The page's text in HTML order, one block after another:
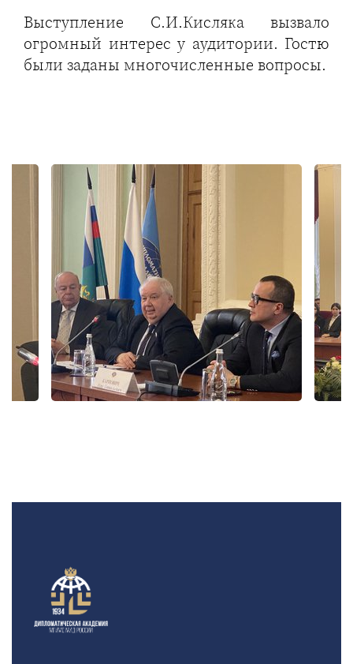
Выступление С.И.Кисляка вызвало
огромный интерес у аудитории. Гостю
были заданы многочисленные вопросы.